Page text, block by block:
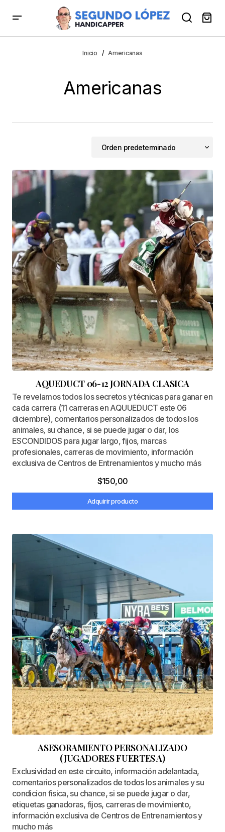
Inicio Americanas
Americanas
AQUEDUCT 06-12 JORNADA CLASICA
Te revelamos todos los secretos y técnicas para ganar en
cada carrera (11 carreras en AQUUEDUCT este 06
diciembre), comentarios personalizados de todos los
animales, su chance, si se puede jugar o dar, los
ESCONDIDOS para jugar largo, fijos, marcas
profesionales, carreras de movimiento, información
exclusiva de Centros de Entrenamientos y mucho más
$150,00
Adquirir producto
ASESORAMIENTO PERSONALIZADO
(JUGADORES FUERTES A)
Exclusividad en este circuito, información adelantada,
comentarios personalizados de todos los animales y su
condicion fisica, su chance, si se puede jugar o dar,
etiquetas ganadoras, fijos, carreras de movimiento,
información exclusiva de Centros de Entrenamientos y
mucho más